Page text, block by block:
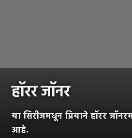
हॉरर जॉनर
या सिरीजमधून प्रियाने हॉरर
आहे.